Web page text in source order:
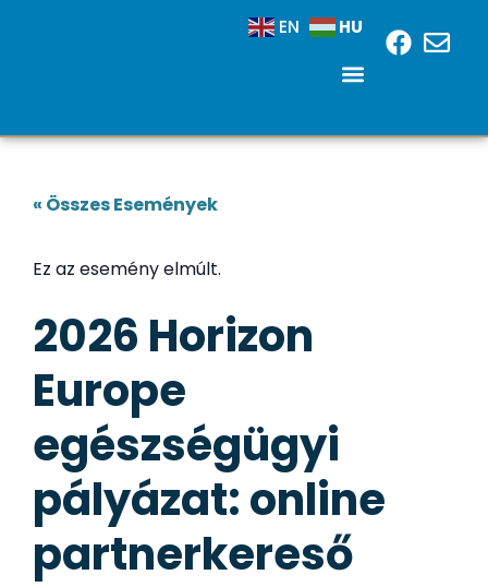
EN HU
« Összes Események
Ez az esemény elmúlt.
2026 Horizon
Europe
egészségügyi
pályázat: online
partnerkereső